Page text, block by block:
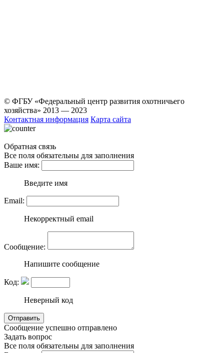
© ФГБУ «Федеральный центр развития охотничьего
хозяйства» 2013 — 2023
Контактная информация Карта сайта
Обратная связь
Все поля обязательны для заполнения
Ваше имя:
Введите имя
Email:
Некорректный email
Сообщение:
Напишите сообщение
Код:
Неверный код
Сообщение успешно отправлено
Задать вопрос
Все поля обязательны для заполнения